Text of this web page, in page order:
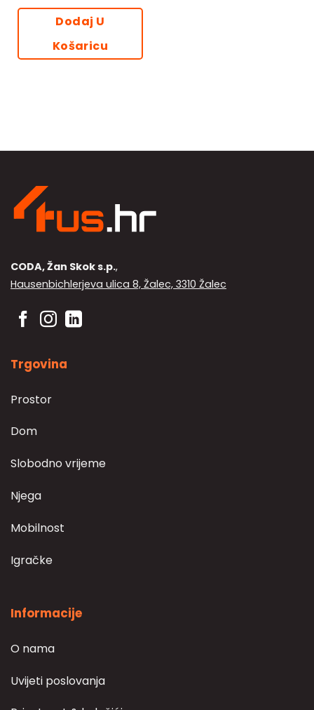
Dodaj U
Košaricu
CODA, Žan Skok s.p.,
Hausenbichlerjeva ulica 8, Žalec, 3310 Žalec
Trgovina
Prostor
Dom
Slobodno vrijeme
Njega
Mobilnost
Igračke
Informacije
O nama
Uvijeti poslovanja